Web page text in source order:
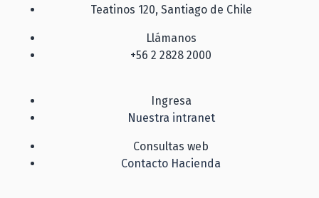
Teatinos 120, Santiago de Chile
Llámanos
+56 2 2828 2000
Ingresa
Nuestra intranet
Consultas web
Contacto Hacienda